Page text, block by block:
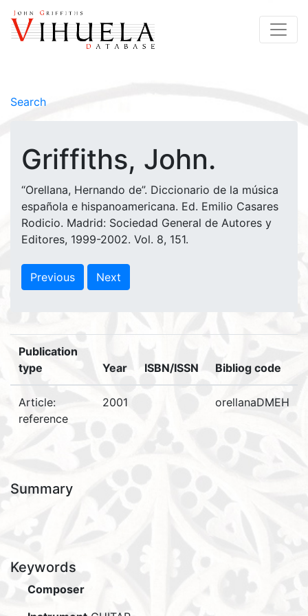
Search
Griffiths, John.
“Orellana, Hernando de”. Diccionario de la música
española e hispanoamericana. Ed. Emilio Casares
Rodicio. Madrid: Sociedad General de Autores y
Editores, 1999-2002. Vol. 8, 151.
Previous Next
Publication
type
Year ISBN/ISSN Bibliog code
Article:
reference
2001 orellanaDMEH
Summary
Keywords
Composer